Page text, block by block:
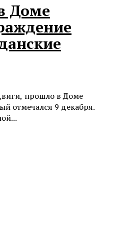
Доме
прошло в Доме
отмечался 9 декабря.